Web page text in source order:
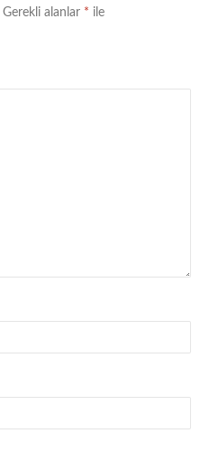
Gerekli alanlar * ile